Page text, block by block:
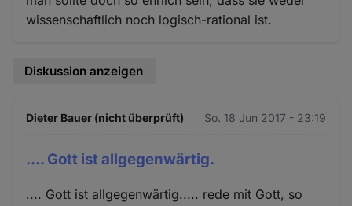
wissenschaftlich noch logisch-rational ist.
Diskussion anzeigen
Dieter Bauer (nicht überprüft) So. 18 Jun 2017 - 23:19
.... Gott ist allgegenwärtig.
.... Gott ist allgegenwärtig..... rede mit Gott, so